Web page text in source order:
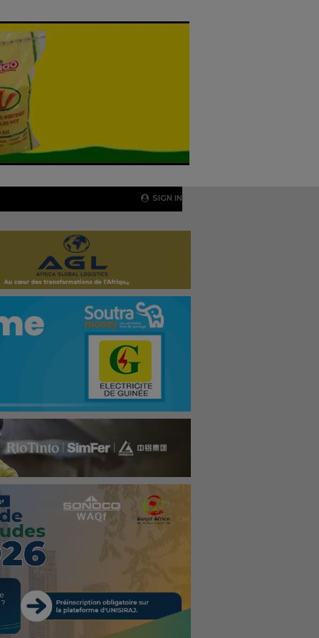
SIGN IN